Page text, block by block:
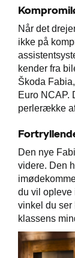
Når det
ikke på
kender fra
Škoda
Euro NCAP.
perlerække
Den nye
videre. Den
du vil opleve
vinkel du ser
klassens